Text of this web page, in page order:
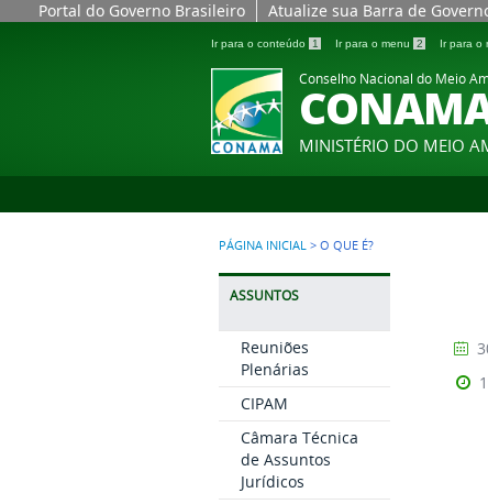
Portal do Governo Brasileiro Atualize sua Barra de
Ir para o conteúdo 1 Ir para o menu 2 Ir para o
Conselho Nacional do Meio
MINISTÉRIO DO MEIO
PÁGINA INICIAL > O QUE É?
ASSUNTOS
Reuniões
Plenárias
CIPAM
Câmara Técnica
de Assuntos
Jurídicos